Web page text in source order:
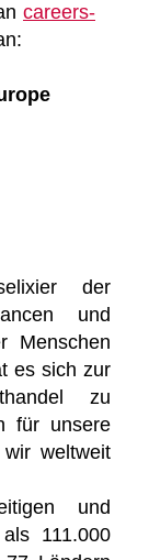
careers-
der
und
Menschen
es sich zur
zu
für unsere
weltweit
und
111.000